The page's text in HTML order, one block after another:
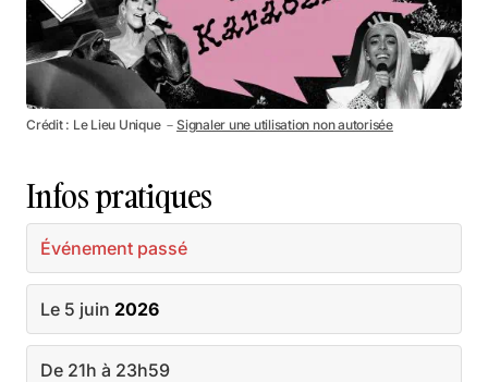
Crédit : Le Lieu Unique － Signaler une utilisation non autorisée
Infos pratiques
Événement passé
Le 5 juin 2026
De 21h à 23h59